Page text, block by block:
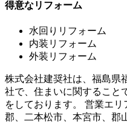
得意なリフォーム
水回りリフォーム
内装リフォーム
外装リフォーム
株式会社建奨社は、福島県
社で、住まいに関すること
をしております。 営業エ
郡、二本松市、本宮市、郡